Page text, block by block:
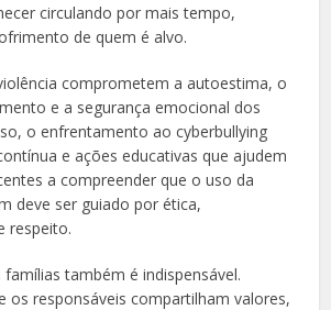
circulando por mais tempo,
de quem é alvo.
comprometem a autoestima, o
e a segurança emocional dos
o enfrentamento ao cyberbullying
e ações educativas que ajudem
a compreender que o uso da
deve ser guiado por ética,
respeito.
também é indispensável.
os responsáveis compartilham valores,